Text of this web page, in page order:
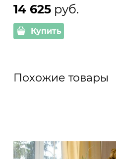
14 625 руб.
Купить
Похожие товары